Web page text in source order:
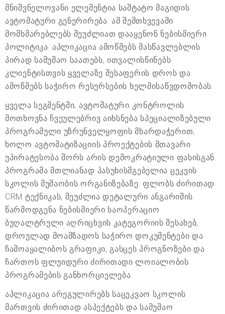
მნიშვნელოვანი ელემენტია საშტატო მაგიდის
ავტომატური გენერირება. ამ შემთხვევაში
მომხმარებლებს შეუძლიათ დააყენონ ნებისმიერი
პოლიტიკა. აპლიკაცია ამოწმებს მასწავლებლის
პირად სამუშაო საათებს, ითვალისწინებს
კლიენტისთვის ყველაზე შესაფერის დროს და
ამოწმებს საჭირო რესურსების ხელმისაწვდომობას.
ყველა სეგმენტში, ავტომატური კონტროლის
მოთხოვნა ჩვეულებრივ აიხსნება სპეციალიზებული
პროგრამული უზრუნველყოფის მხარდაჭერით,
ხოლო ავტომატიზაციის პროექტების მთავარი
უპირატესობა შორს არის დემოკრატიული ფასისგან.
პროგრამა მთლიანად პასუხისმგებელია ცეკვის
სკოლის მუშაობის ორგანიზებაზე. ფლობს ძირითად
CRM ტექნიკას, შეუძლია დეტალური ანგარიშის
წარმოდგენა ნებისმიერი საოპერაციო
ბუღალტრული აღრიცხვის კატეგორიის შესახებ,
დროულად მოამზადოს საჭირო დოკუმენტები და
ჩამოაყალიბოს გრაფიკი, გასცეს პროგნოზები და
ჩართოს ფლუიდური ძირითადი ლოიალობის
პროგრამების განხორციელება.
აპლიკაცია არეგულირებს საცეკვაო სკოლის
მართვის ძირითად ასპექტებს და სამუშაო